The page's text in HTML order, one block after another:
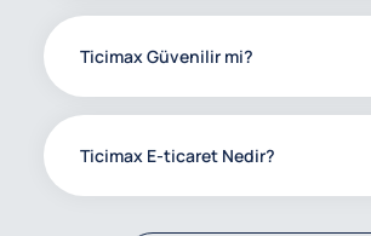
Ticimax Güvenilir mi?
Ticimax E-ticaret Nedir?